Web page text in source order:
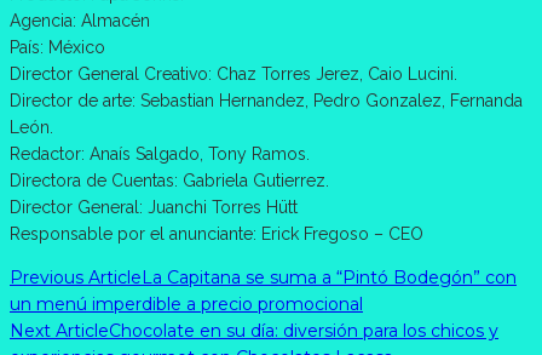
Agencia: Almacén
País: México
Director General Creativo: Chaz Torres Jerez, Caio Lucini.
Director de arte: Sebastian Hernandez, Pedro Gonzalez, Fernanda
León.
Redactor: Anaís Salgado, Tony Ramos.
Directora de Cuentas: Gabriela Gutierrez.
Director General: Juanchi Torres Hütt
Responsable por el anunciante: Erick Fregoso – CEO
Previous ArticleLa Capitana se suma a “Pintó Bodegón” con
un menú imperdible a precio promocional
Next ArticleChocolate en su día: diversión para los chicos y